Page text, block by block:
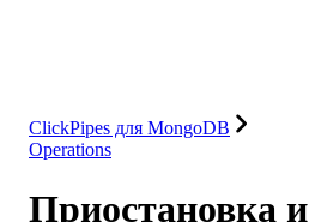
ClickPipes для MongoDB
Operations
Приостановка и